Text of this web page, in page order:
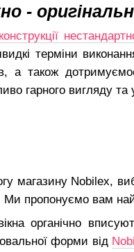
-
конструкції
терміни
а також
гарного вигляду та
магазину Nobilex,
пропонуємо вам
органічно
форми від